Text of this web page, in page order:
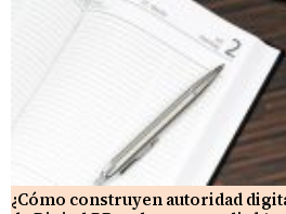
¿Cómo construyen autoridad